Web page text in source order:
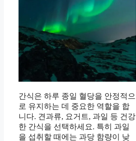
간식은 하루 종일 혈당을 안정적으
로 유지하는 데 중요한 역할을 합
니다. 견과류, 요거트, 과일 등 건강
한 간식을 선택하세요. 특히 과일
을 섭취할 때에는 과당 함량이 낮